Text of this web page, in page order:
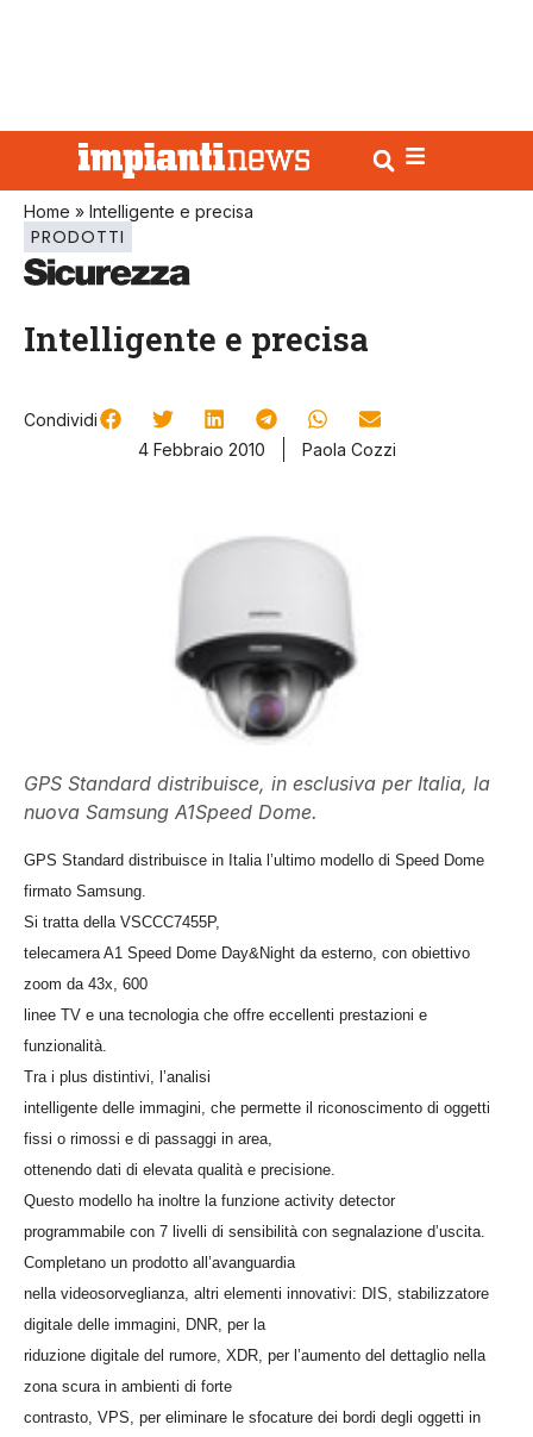
Home » Intelligente e precisa
PRODOTTI
Intelligente e precisa
Condividi
4 Febbraio 2010
Paola Cozzi
GPS Standard distribuisce, in esclusiva per Italia, la
nuova Samsung A1Speed Dome.
GPS Standard distribuisce in Italia l’ultimo modello di Speed Dome
firmato Samsung.
Si tratta della VSCCC7455P,
telecamera A1 Speed Dome Day&Night da esterno, con obiettivo
zoom da 43x, 600
linee TV e una tecnologia che offre eccellenti prestazioni e
funzionalità.
Tra i plus distintivi, l’analisi
intelligente delle immagini, che permette il riconoscimento di oggetti
fissi o rimossi e di passaggi in area,
ottenendo dati di elevata qualità e precisione.
Questo modello ha inoltre la funzione activity detector
programmabile con 7 livelli di sensibilità con segnalazione d’uscita.
Completano un prodotto all’avanguardia
nella videosorveglianza, altri elementi innovativi: DIS, stabilizzatore
digitale delle immagini, DNR, per la
riduzione digitale del rumore, XDR, per l’aumento del dettaglio nella
zona scura in ambienti di forte
contrasto, VPS, per eliminare le sfocature dei bordi degli oggetti in